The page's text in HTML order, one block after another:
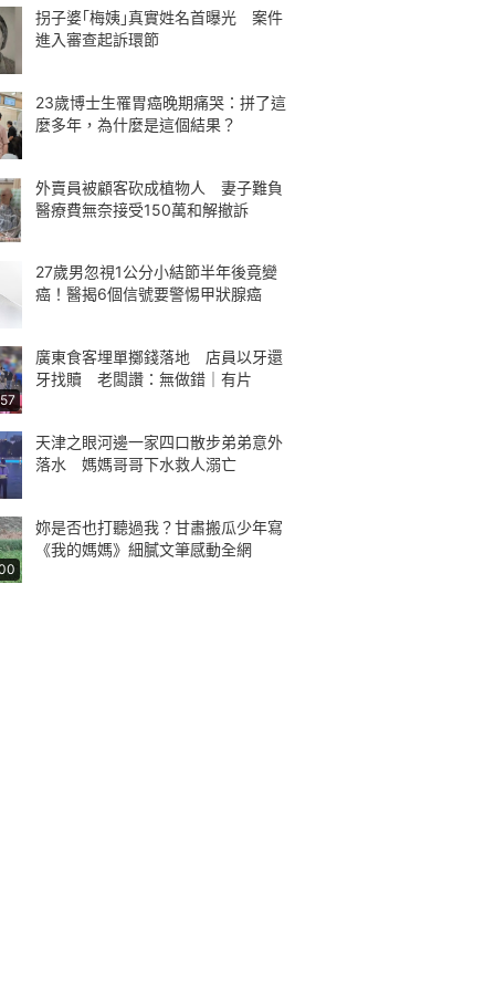
拐子婆｢梅姨｣真實姓名首曝光 案件
進入審查起訴環節
23歲博士生罹胃癌晚期痛哭：拼了這
麼多年，為什麼是這個結果？
外賣員被顧客砍成植物人 妻子難負
醫療費無奈接受150萬和解撤訴
27歲男忽視1公分小結節半年後竟變
癌！醫揭6個信號要警惕甲狀腺癌
廣東食客埋單擲錢落地 店員以牙還
牙找贖 老闆讚：無做錯｜有片
天津之眼河邊一家四口散步弟弟意外
落水 媽媽哥哥下水救人溺亡
妳是否也打聽過我？甘肅搬瓜少年寫
《我的媽媽》細膩文筆感動全網